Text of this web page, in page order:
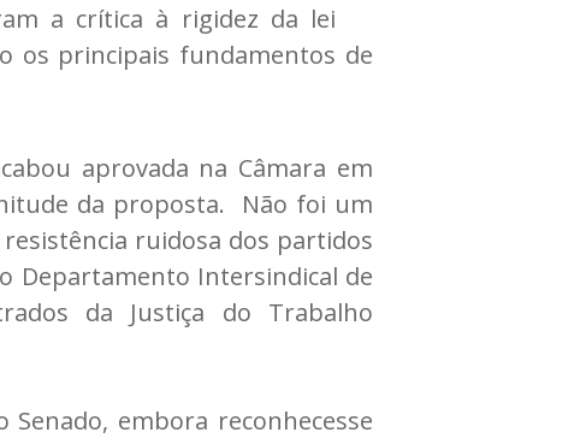
a crítica à rigidez da lei
os principais fundamentos de
aprovada na Câmara em
da proposta. Não foi um
ruidosa dos partidos
Departamento Intersindical de
da Justiça do Trabalho
embora reconhecesse